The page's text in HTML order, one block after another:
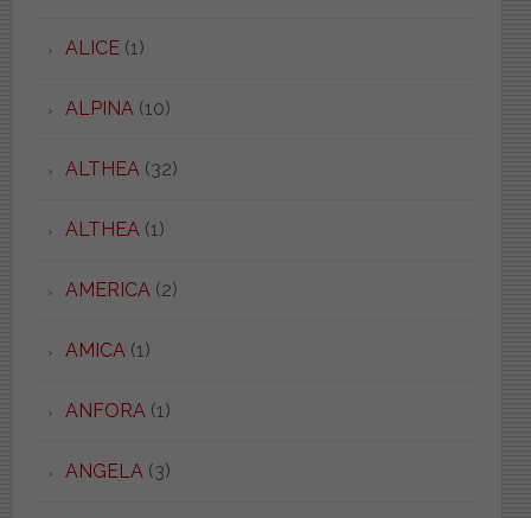
ALICE(1)
ALPINA (10)
ALTHEA (32)
ALTHEA (1)
AMERICA (2)
AMICA (1)
ANFORA (1)
ANGELA (3)